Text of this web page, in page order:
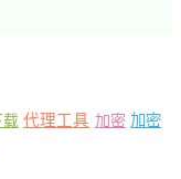
载 代理工具 加密 加密